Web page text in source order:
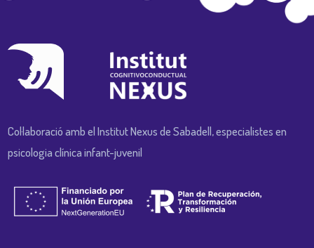
Col·laboració amb el Institut Nexus de Sabadell, especialistes en
psicologia clínica infant-juvenil